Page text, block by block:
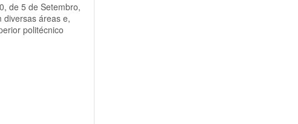
de 5 de Setembro,
diversas áreas e,
politécnico